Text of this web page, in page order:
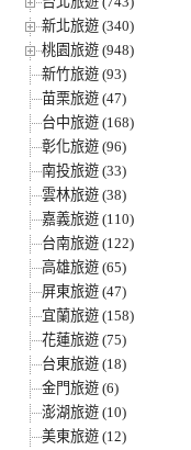
新北旅遊 (340)
桃園旅遊 (948)
新竹旅遊 (93)
苗栗旅遊 (47)
台中旅遊 (168)
彰化旅遊 (96)
南投旅遊 (33)
雲林旅遊 (38)
嘉義旅遊 (110)
台南旅遊 (122)
高雄旅遊 (65)
屏東旅遊 (47)
宜蘭旅遊 (158)
花蓮旅遊 (75)
台東旅遊 (18)
金門旅遊 (6)
澎湖旅遊 (10)
美東旅遊 (12)